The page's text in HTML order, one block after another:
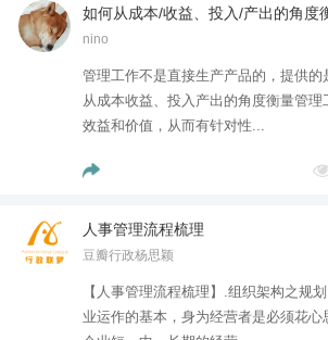
如何从成本/收益、投入/产出的角度
nino
管理工作不是直接生产产品的，提供
从成本收益、投入产出的角度衡量管理
效益和价值，从而有针对性...
人事管理流程梳理
豆瓣行政杨思颖
【人事管理流程梳理】.组织架构之规
业运作的基本，身为经营者是必须花